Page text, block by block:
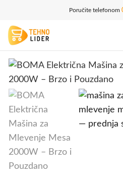
Poručite telefonom